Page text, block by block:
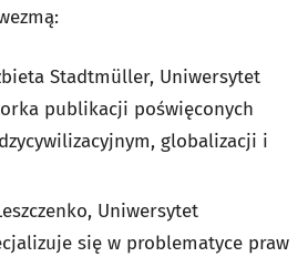
Stadtmüller, Uniwersytet
publikacji poświęconych
globalizacji i
Uniwersytet
się w problematyce praw